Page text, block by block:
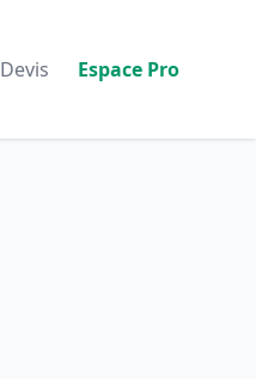
Devis Espace Pro